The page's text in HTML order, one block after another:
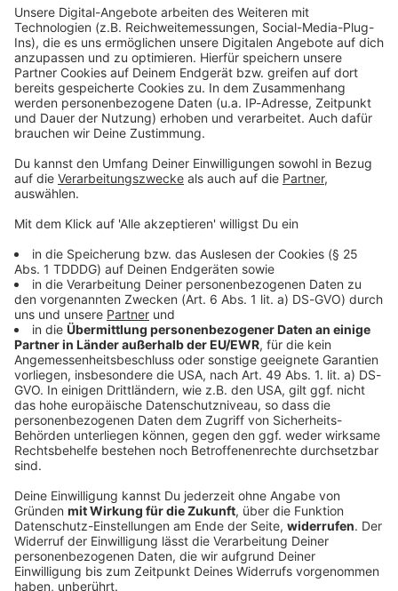
Kontaktformular
Sprachnachricht
© dpa-infocom, dpa:260128-930-607753/1
DAS KÖNNTE DICH AUCH INTERESSIEREN
Welt
Mächte» am Werk?
Auf dem Flughafen Leipzig/Halle wird eine Drohne
bestückt mit Sprengstoff entdeckt. Nahe einer
ukrainischen Transportmaschine. Der